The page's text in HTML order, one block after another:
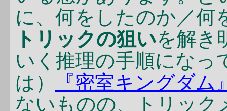
に、何をしたのか／何
トリックの狙いを解き
いく推理の手順になっ
は）
『密室キングダム
ないものの、トリック